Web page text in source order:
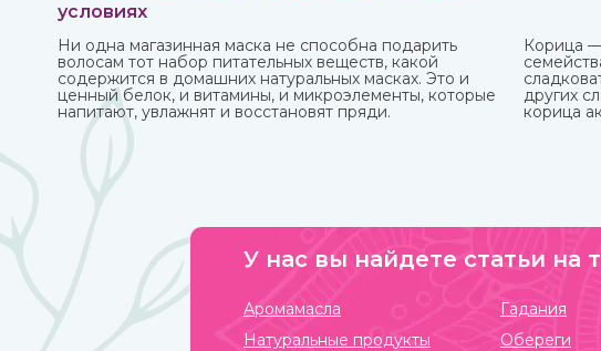
условиях
Ни одна магазинная маска не способна подарить
волосам тот набор питательных веществ, какой
содержится в домашних натуральных масках. Это и
ценный белок, и витамины, и микроэлементы, которые
напитают, увлажнят и восстановят пряди.
Корица
других
корица
У нас вы найдете статьи на
Аромамасла Гадания
Натуральные продукты
Обереги